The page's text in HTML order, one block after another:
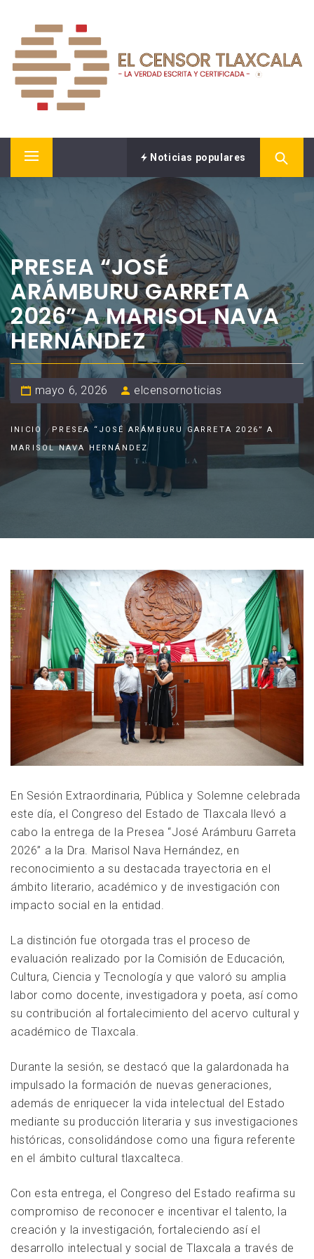
contenido
EL CENSOR NOTICIAS
Menú
Noticias populares
PRESEA “JOSÉ
ARÁMBURU GARRETA
2026” A MARISOL NAVA
HERNÁNDEZ
mayo 6, 2026 elcensornoticias
INICIO
PRESEA “JOSÉ ARÁMBURU GARRETA 2026” A
MARISOL NAVA HERNÁNDEZ
En Sesión Extraordinaria, Pública y Solemne celebrada
este día, el Congreso del Estado de Tlaxcala llevó a
cabo la entrega de la Presea “José Arámburu Garreta
2026” a la Dra. Marisol Nava Hernández, en
reconocimiento a su destacada trayectoria en el
ámbito literario, académico y de investigación con
impacto social en la entidad.
La distinción fue otorgada tras el proceso de
evaluación realizado por la Comisión de Educación,
Cultura, Ciencia y Tecnología y que valoró su amplia
labor como docente, investigadora y poeta, así como
su contribución al fortalecimiento del acervo cultural y
académico de Tlaxcala.
Durante la sesión, se destacó que la galardonada ha
impulsado la formación de nuevas generaciones,
además de enriquecer la vida intelectual del Estado
mediante su producción literaria y sus investigaciones
históricas, consolidándose como una figura referente
en el ámbito cultural tlaxcalteca.
Con esta entrega, el Congreso del Estado reafirma su
compromiso de reconocer e incentivar el talento, la
creación y la investigación, fortaleciendo así el
desarrollo intelectual y social de Tlaxcala a través de